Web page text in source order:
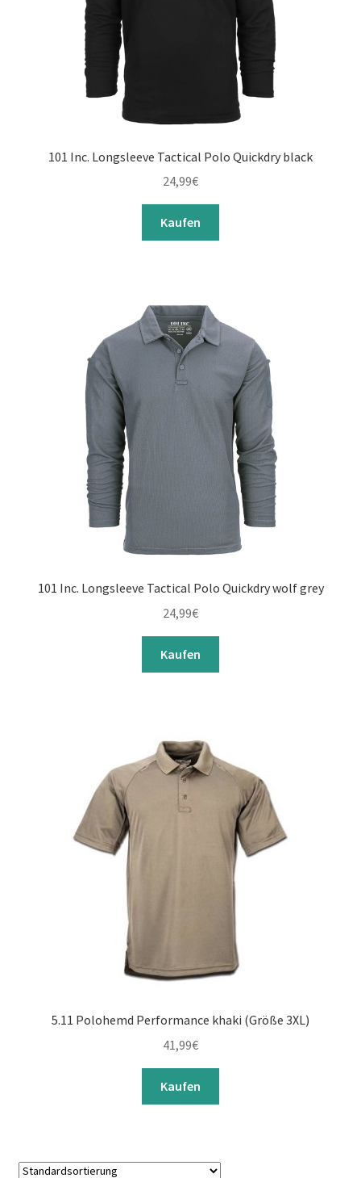
101 Inc. Longsleeve Tactical Polo Quickdry black
24,99€
Kaufen
101 Inc. Longsleeve Tactical Polo Quickdry wolf grey
24,99€
Kaufen
5.11 Polohemd Performance khaki (Größe 3XL)
41,99€
Kaufen